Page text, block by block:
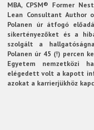
MBA, CPSM® Former
Lean Consultant Author
Polanen úr átfogó
sikertényezőket és a
szolgált a
Polanen úr 45 (!) percen
Egyetem nemzetközi
elégedett volt a kapott
azokat a karrierjükhöz